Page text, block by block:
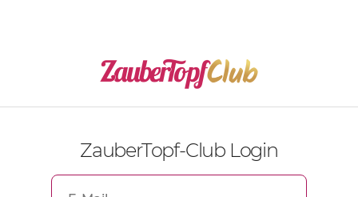
ZauberTopf-Club Login